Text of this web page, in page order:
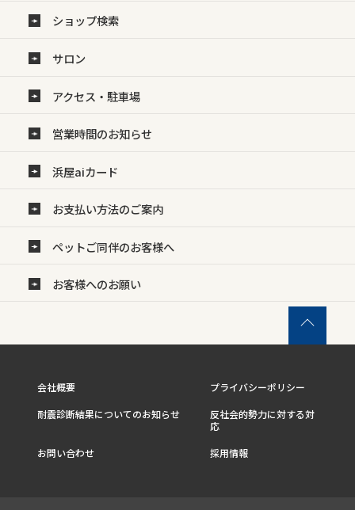
ショップ検索
サロン
アクセス・駐車場
営業時間のお知らせ
浜屋aiカード
お支払い方法のご案内
ペットご同伴のお客様へ
お客様へのお願い
会社概要
プライバシーポリシー
耐震診断結果についてのお知らせ
反社会的勢力に対する対
応
お問い合わせ
採用情報